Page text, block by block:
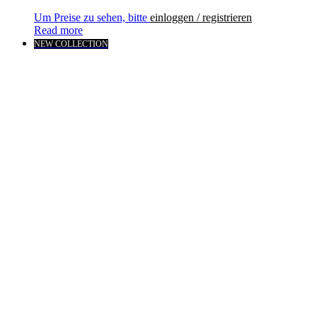
Um Preise zu sehen, bitte einloggen / registrieren
Read more
NEW COLLECTION